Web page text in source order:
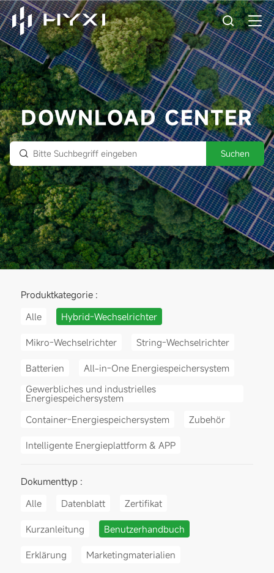
DOWNLOAD CENTER
Suchen
Produktkategorie :
Alle
Hybrid-Wechselrichter
Mikro-Wechselrichter String-Wechselrichter
Batterien
All-in-One Energiespeichersystem
Gewerbliches und industrielles
Energiespeichersystem
Container-Energiespeichersystem
Zubehör
Intelligente Energieplattform & APP
Dokumenttyp :
Alle
Datenblatt Zertifikat
Kurzanleitung Benutzerhandbuch
Erklärung Marketingmaterialien